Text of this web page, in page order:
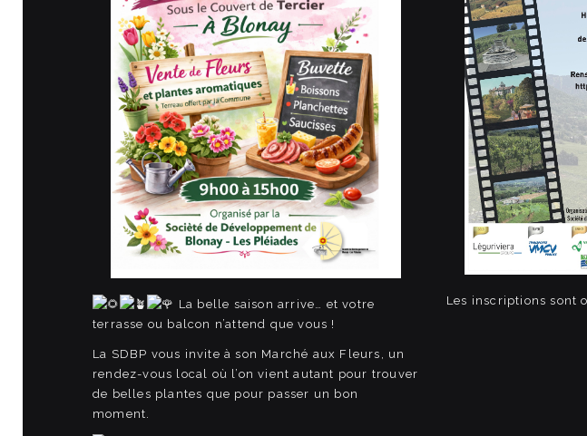
La belle saison arrive… et votre
terrasse ou balcon n’attend que vous !
La SDBP vous invite à son Marché aux Fleurs, un
rendez-vous local où l’on vient autant pour trouver
de belles plantes que pour passer un bon
moment.
Les inscriptions sont